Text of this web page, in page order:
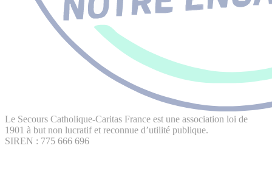
Le Secours Catholique-Caritas France est une association loi de
1901 à but non lucratif et reconnue d’utilité publique.
SIREN : 775 666 696